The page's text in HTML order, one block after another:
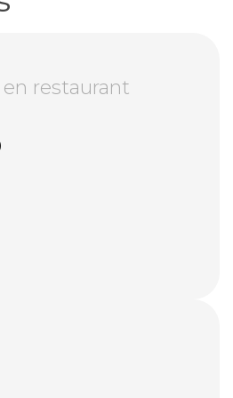
restaurant